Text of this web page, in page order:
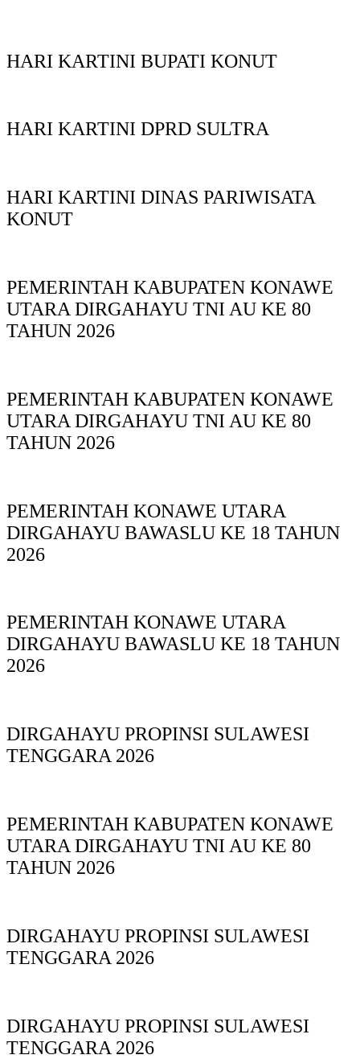
HARI KARTINI BUPATI KONUT
HARI KARTINI DPRD SULTRA
HARI KARTINI DINAS PARIWISATA
KONUT
PEMERINTAH KABUPATEN KONAWE
UTARA DIRGAHAYU TNI AU KE 80
TAHUN 2026
PEMERINTAH KABUPATEN KONAWE
UTARA DIRGAHAYU TNI AU KE 80
TAHUN 2026
PEMERINTAH KONAWE UTARA
DIRGAHAYU BAWASLU KE 18 TAHUN
2026
PEMERINTAH KONAWE UTARA
DIRGAHAYU BAWASLU KE 18 TAHUN
2026
DIRGAHAYU PROPINSI SULAWESI
TENGGARA 2026
PEMERINTAH KABUPATEN KONAWE
UTARA DIRGAHAYU TNI AU KE 80
TAHUN 2026
DIRGAHAYU PROPINSI SULAWESI
TENGGARA 2026
DIRGAHAYU PROPINSI SULAWESI
TENGGARA 2026